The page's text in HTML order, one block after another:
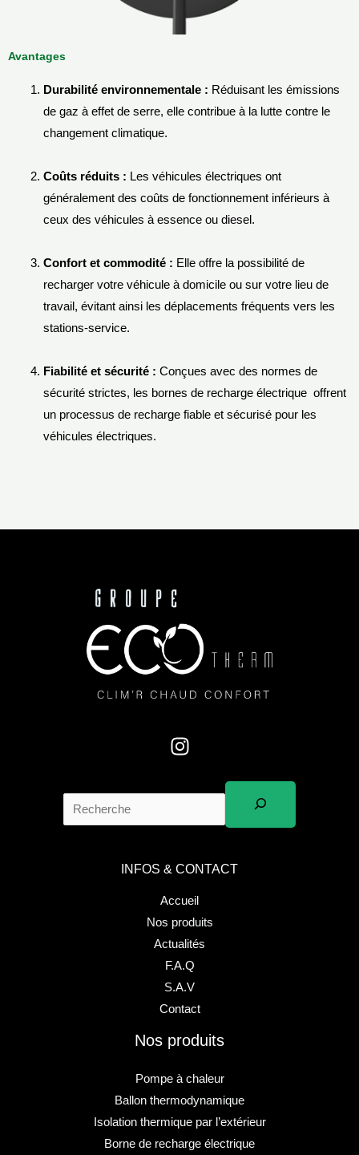
Avantages
Durabilité environnementale : Réduisant les émissions
de gaz à effet de serre, elle contribue à la lutte contre le
changement climatique.
Coûts réduits : Les véhicules électriques ont
généralement des coûts de fonctionnement inférieurs à
ceux des véhicules à essence ou diesel.
Confort et commodité : Elle offre la possibilité de
recharger votre véhicule à domicile ou sur votre lieu de
travail, évitant ainsi les déplacements fréquents vers les
stations-service.
Fiabilité et sécurité : Conçues avec des normes de
sécurité strictes, les bornes de recharge électrique offrent
un processus de recharge fiable et sécurisé pour les
véhicules électriques.
INFOS & CONTACT
Accueil
Nos produits
Actualités
F.A.Q
S.A.V
Contact
Nos produits
Pompe à chaleur
Ballon thermodynamique
Isolation thermique par l’extérieur
Borne de recharge électrique